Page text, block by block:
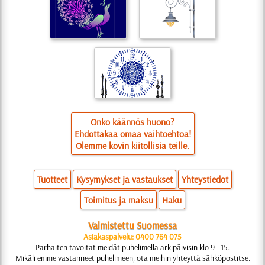
Onko käännös huono?
Ehdottakaa omaa vaihtoehtoa!
Olemme kovin kiitollisia teille.
Tuotteet Kysymykset ja vastaukset
Yhteystiedot
Toimitus ja maksu
Haku
Valmistettu Suomessa
Asiakaspalvelu: 0400 764 075
Parhaiten tavoitat meidät puhelimella arkipäivisin klo 9 - 15.
Mikäli emme vastanneet puhelimeen, ota meihin yhteyttä sähköpostitse.